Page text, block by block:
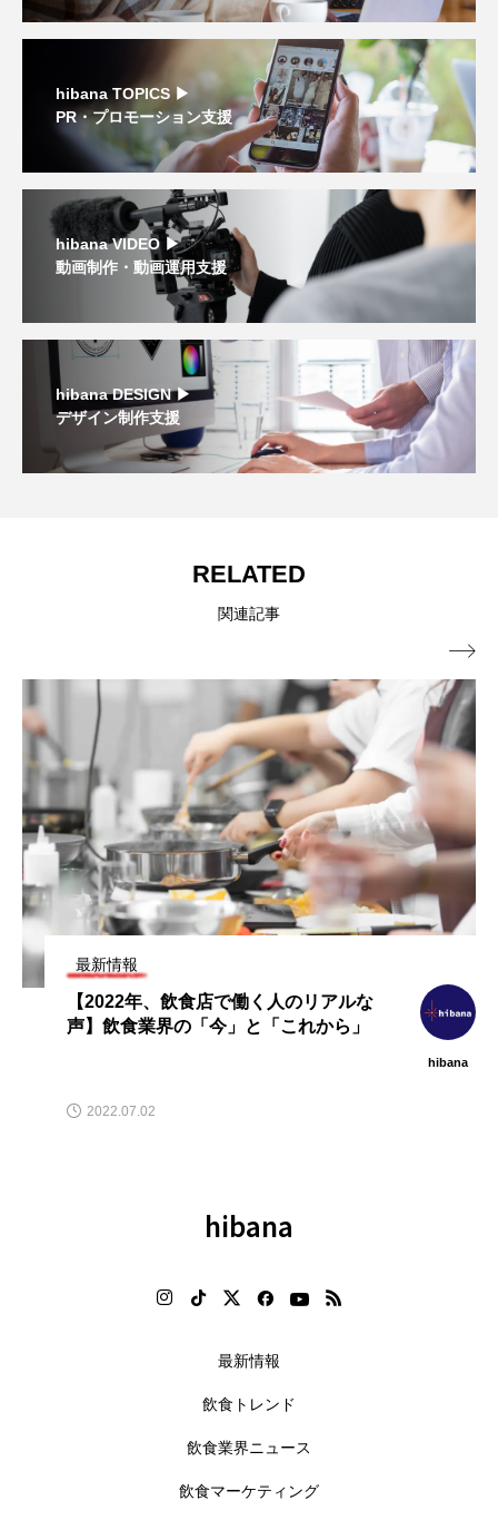
hibana TOPICS ▶︎
PR・プロモーション支援
hibana VIDEO ▶︎
動画制作・動画運用支援
hibana DESIGN ▶︎
デザイン制作支援
RELATED
関連記事
最新情報
【2022年、飲食店で働く人のリアルな
声】飲食業界の「今」と「これから」
hibana
2022.07.02

hibana
最新情報
飲食トレンド
飲食業界ニュース
飲食マーケティング